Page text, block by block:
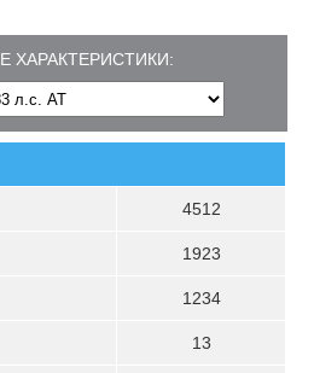
ХАРАКТЕРИСТИКИ:
4512
1923
1234
13